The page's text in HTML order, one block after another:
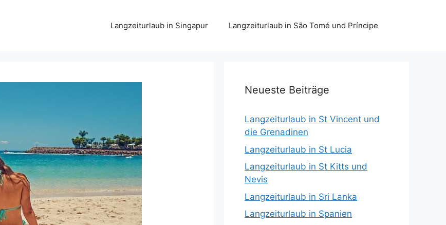
Langzeiturlaub in Singapur Langzeiturlaub in São Tomé und Príncipe
Neueste Beiträge
Langzeiturlaub in St Vincent und
die Grenadinen
Langzeiturlaub in St Lucia
Langzeiturlaub in St Kitts und
Nevis
Langzeiturlaub in Sri Lanka
Langzeiturlaub in Spanien